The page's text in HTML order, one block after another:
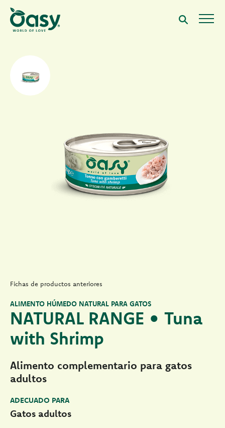
Fichas de productos anteriores
NATURAL RANGE • Tuna
with Shrimp
ALIMENTO HÚMEDO NATURAL PARA GATOS
Alimento complementario para gatos
adultos
ADECUADO PARA
Gatos adultos